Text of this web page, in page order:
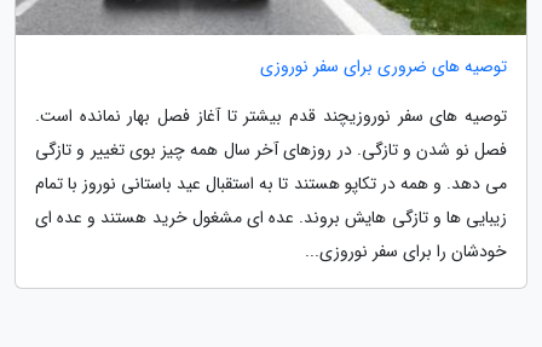
توصیه های ضروری برای سفر نوروزی
توصیه های سفر نوروزیچند قدم بیشتر تا آغاز فصل بهار نمانده است.
فصل نو شدن و تازگی. در روزهای آخر سال همه چیز بوی تغییر و تازگی
می دهد. و همه در تکاپو هستند تا به استقبال عید باستانی نوروز با تمام
زیبایی ها و تازگی هایش بروند. عده ای مشغول خرید هستند و عده ای
خودشان را برای سفر نوروزی...